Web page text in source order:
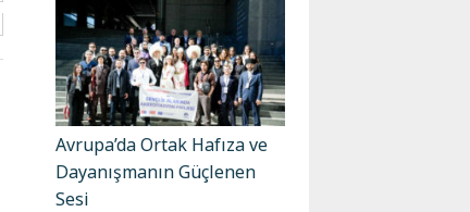
Avrupa’da Ortak Hafıza ve
Dayanışmanın Güçlenen
Sesi